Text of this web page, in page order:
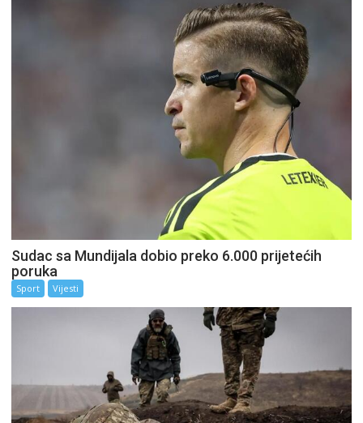
Sudac sa Mundijala dobio preko 6.000 prijetećih
poruka
Sport Vijesti